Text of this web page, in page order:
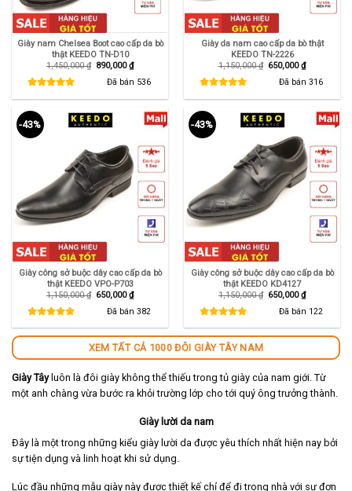
Giày nam Chelsea Boot cao cấp da bò
thật KEEDO TN-D10
1,450,000₫ Giá
890,000₫Giá
hiện
tại
Đã bán 536
Giày da nam cao cấp da bò thật
KEEDO TN-2226
1,150,000₫ Giá
650,000₫Giá
hiện
tại
Đã bán 316
-43%
Giày công sở buộc dây cao cấp da bò
thật KEEDO VPO-P703
1,150,000₫ Giá
1,150,000 ₫.
650,000₫Giá
hiện
tại
là:
650,000 ₫.
Đã bán 382
-43%
Giày công sở buộc dây cao cấp da bò
thật KEEDO KD4127
1,150,000₫ Giá
1,150,000 ₫.
650,000₫Giá
hiện
tại
là:
650,000 ₫.
Đã bán 122
XEM TẤT CẢ 1000 ĐÔI GIÀY TÂY NAM
Giày Tâyluôn là đôi giày không thể thiếu trong tủ giày của nam giới. Từ
một anh chàng vừa bước ra khỏi trường lớp cho tới quý ông trưởng thành.
Giày lười da nam
Đây là một trong những kiểu giày lười da được yêu thích nhất hiện nay bởi
sự tiện dụng và linh hoạt khi sử dụng.
Lúc đầu những mẫu giày này được thiết kế chỉ để đi trong nhà với sự đơn